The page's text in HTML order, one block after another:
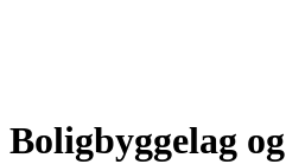
Boligbyggelag